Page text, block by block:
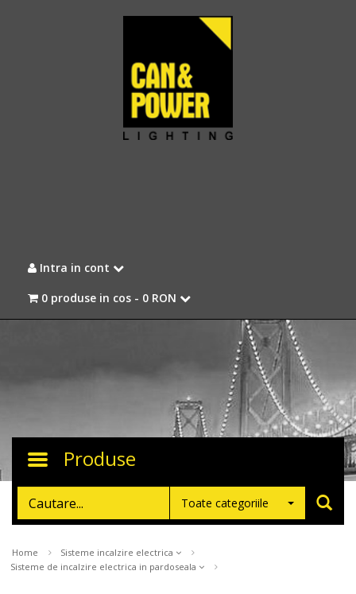
Intra in cont
0 produse in cos - 0 RON
Toggle
Produse
Toate categoriile
Home
Sisteme incalzire electrica
Sisteme de incalzire electrica in pardoseala